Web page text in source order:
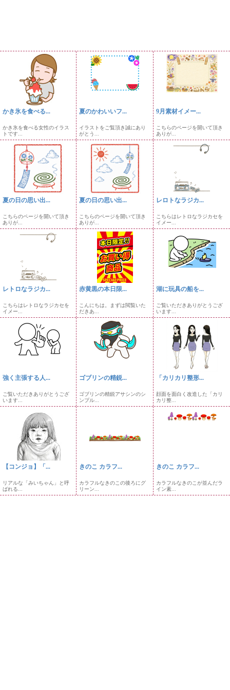
かき氷を食べる...
かき氷を食べる女性のイラス
トです...
夏のかわいいフ...
イラストをご覧頂き誠にあり
がとう...
9月素材イメー...
こちらのページを開いて頂き
ありが...
夏の日の思い出...
こちらのページを開いて頂き
ありが...
夏の日の思い出...
こちらのページを開いて頂き
ありが...
レロトなラジカ...
こちらはレトロなラジカセを
イメー...
レトロなラジカ...
こちらはレトロなラジカセを
イメー...
赤黄黒の本日限...
こんにちは。まずは閲覧いた
だきあ...
湖に玩具の船を...
ご覧いただきありがとうござ
います...
強く主張する人...
ご覧いただきありがとうござ
います...
ゴブリンの精鋭...
ゴブリンの精鋭アサシンのシ
ンプル...
「カリカリ整形...
顔面を面白く改造した「カリ
カリ整...
【コンジョ】「...
リアルな「みいちゃん」と呼
ばれる...
きのこ カラフ...
カラフルなきのこの後ろにグ
リーン...
きのこ カラフ...
カラフルなきのこが並んだラ
イン素...